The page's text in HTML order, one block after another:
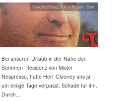
Nachschlag,Urlaub am See
Bei unseren Urlaub in der Nähe der
Sommer- Residenz von Mister
Nespresso, hatte Herr Clooney uns ja
um einige Tage verpasst. Schade für ihn.
Durch…